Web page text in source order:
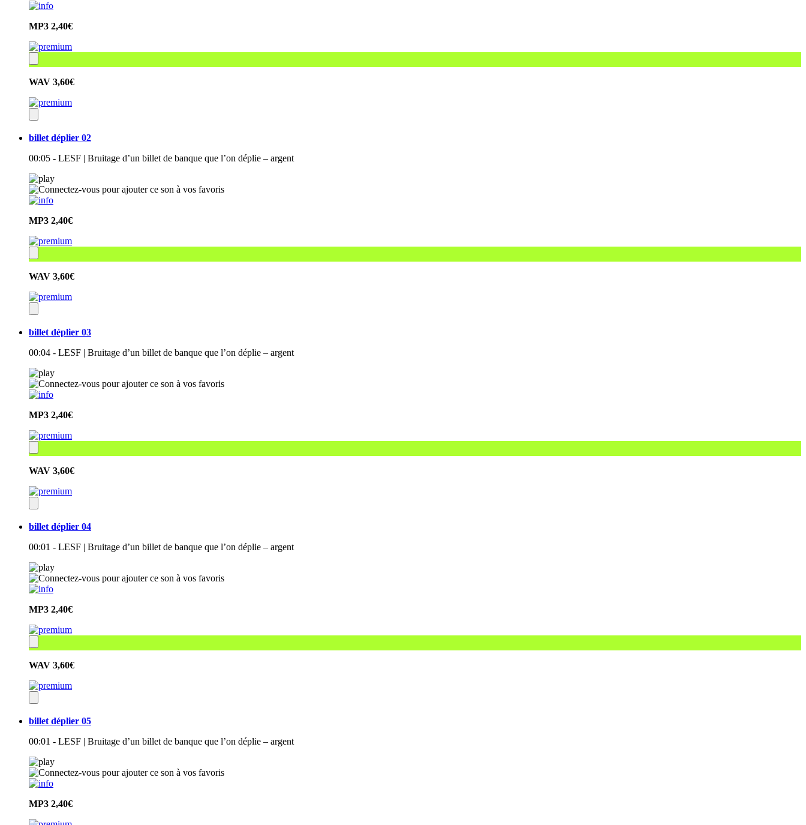
MP3 2,40€
WAV 3,60€
billet déplier 02
00:05 - LESF | Bruitage d’un billet de banque que l’on déplie – argent
MP3 2,40€
WAV 3,60€
billet déplier 03
00:04 - LESF | Bruitage d’un billet de banque que l’on déplie – argent
MP3 2,40€
WAV 3,60€
billet déplier 04
00:01 - LESF | Bruitage d’un billet de banque que l’on déplie – argent
MP3 2,40€
WAV 3,60€
billet déplier 05
00:01 - LESF | Bruitage d’un billet de banque que l’on déplie – argent
MP3 2,40€